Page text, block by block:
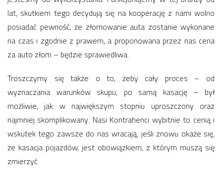
lat, skutkiem tego decydują się na kooperację z nami wolno
posiadać pewność, że złomowanie auta zostanie wykonane
na czas i zgodnie z prawem, a proponowana przez nas cena
za auto złom – będzie sprawiedliwa.
Troszczymy się także o to, żeby cały proces – od
wyznaczania warunków skupu, po samą kasację – był
możliwie, jak w największym stopniu uproszczony oraz
najmniej skomplikowany. Nasi Kontrahenci wybitnie to cenią i
wskutek tego zawsze do nas wracają, jeśli znowu okaże się,
że kasacja pojazdów, jest obowiązkiem, z którym muszą się
zmierzyć.